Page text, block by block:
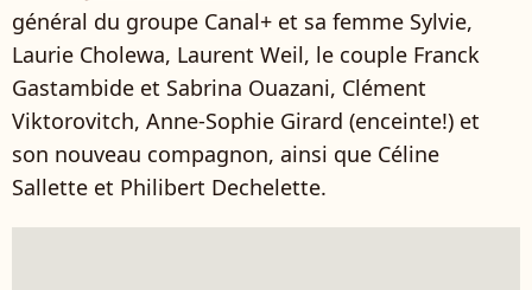
général du groupe Canal+ et sa femme Sylvie,
Laurie Cholewa, Laurent Weil, le couple Franck
Gastambide et Sabrina Ouazani, Clément
Viktorovitch, Anne-Sophie Girard (enceinte!) et
son nouveau compagnon, ainsi que Céline
Sallette et Philibert Dechelette.